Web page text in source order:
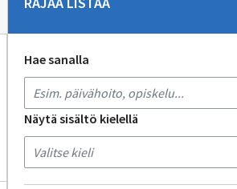
Hae sanalla
Näytä sisältö kielellä